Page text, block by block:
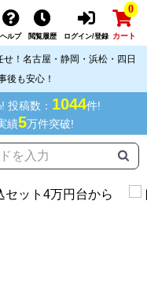
ヘルプ 閲覧履歴 ログイン/登録
0
カート
！名古屋・静岡・浜松・四日
後も安心！
投稿数： 1044件!
績5万件突破!